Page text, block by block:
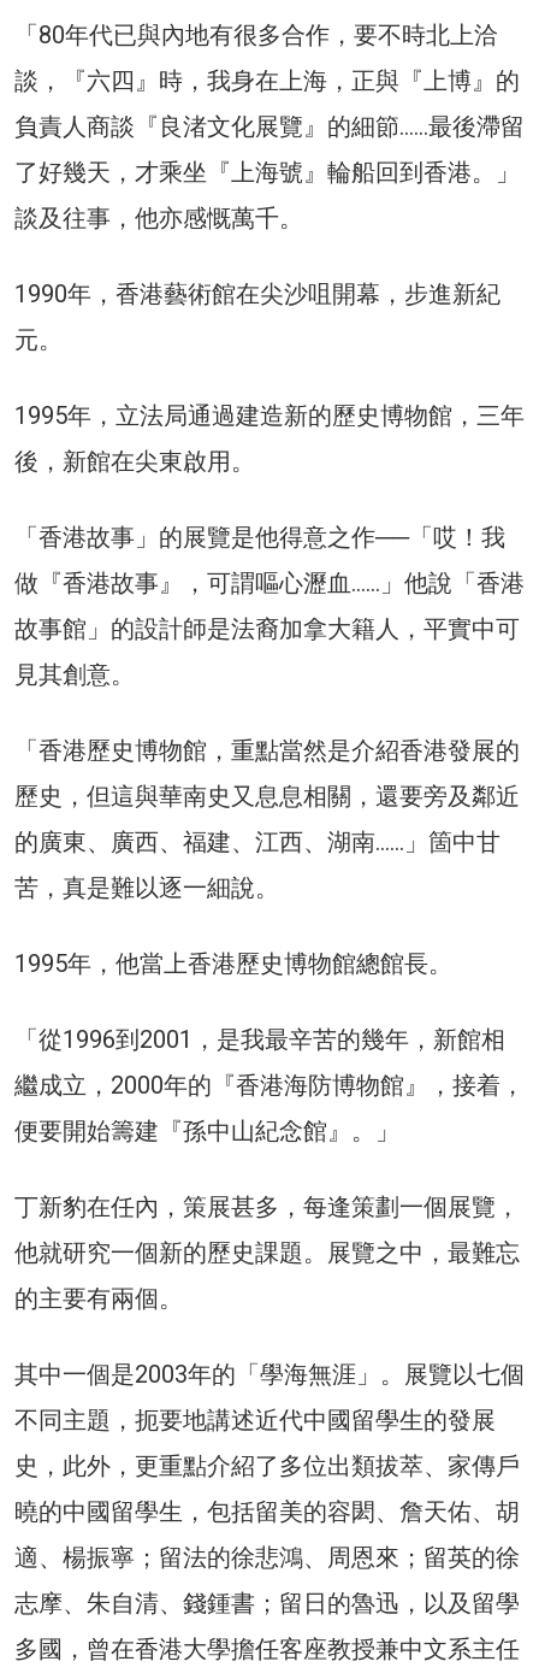
「80年代已與內地有很多合作，要不時北上洽
談，『六四』時，我身在上海，正與『上博』的
負責人商談『良渚文化展覽』的細節……最後滯留
了好幾天，才乘坐『上海號』輪船回到香港。」
談及往事，他亦感慨萬千。
1990年，香港藝術館在尖沙咀開幕，步進新紀
元。
1995年，立法局通過建造新的歷史博物館，三年
後，新館在尖東啟用。
「香港故事」的展覽是他得意之作──「哎！我
做『香港故事』，可謂嘔心瀝血……」他說「香港
故事館」的設計師是法裔加拿大籍人，平實中可
見其創意。
「香港歷史博物館，重點當然是介紹香港發展的
歷史，但這與華南史又息息相關，還要旁及鄰近
的廣東、廣西、福建、江西、湖南……」箇中甘
苦，真是難以逐一細說。
1995年，他當上香港歷史博物館總館長。
「從1996到2001，是我最辛苦的幾年，新館相
繼成立，2000年的『香港海防博物館』，接着，
便要開始籌建『孫中山紀念館』。」
丁新豹在任內，策展甚多，每逢策劃一個展覽，
他就研究一個新的歷史課題。展覽之中，最難忘
的主要有兩個。
其中一個是2003年的「學海無涯」。展覽以七個
不同主題，扼要地講述近代中國留學生的發展
史，此外，更重點介紹了多位出類拔萃、家傳戶
曉的中國留學生，包括留美的容閎、詹天佑、胡
適、楊振寧；留法的徐悲鴻、周恩來；留英的徐
志摩、朱自清、錢鍾書；留日的魯迅，以及留學
多國，曾在香港大學擔任客座教授兼中文系主任